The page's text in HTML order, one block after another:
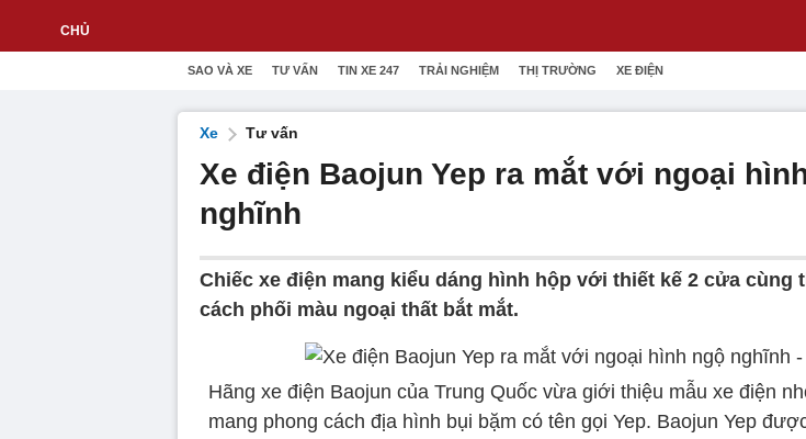
SAO VÀ XE TƯ VẤN TIN XE 247 TRẢI NGHIỆM THỊ TRƯỜNG XE ĐIỆN
Xe Tư vấn
Xe điện Baojun Yep ra mắt với ngoại
nghĩnh
Chiếc xe điện mang kiểu dáng hình hộp với thiết kế 2 cửa cùng
cách phối màu ngoại thất bắt mắt.
Hãng xe điện Baojun của Trung Quốc vừa giới thiệu mẫu xe điện
mang phong cách địa hình bụi bặm có tên gọi Yep. Baojun Yep